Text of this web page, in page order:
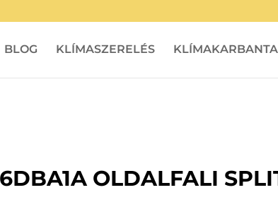
BLOG KLÍMASZERELÉS
OLDALFALI